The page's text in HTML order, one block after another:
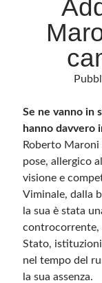
Archivio
Categorie
Categorie
Questo blog non
senza alcuna
sensi della legge n· 62
pubblicato dai lettori nei
ritenuti offensivi o lesivi
razzisti o che
privacy. Alcune
considerate di pubblico
immediatamente
Se ne vanno in
hanno davvero
Roberto
pose, allergico
visione e
Viminale, dalla
la sua è stata
controcorrente,
Stato,
nel tempo del
la sua assenza.